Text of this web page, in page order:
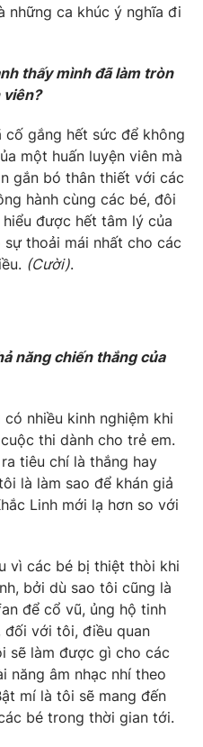
nếu không có sự chấp
VTV.vn khi phát hành lại
những ca khúc ý nghĩa đi
thấy mình đã làm tròn
viên?
cố gắng hết sức để không
một huấn luyện viên mà
gắn bó thân thiết với các
hành cùng các bé, đôi
được hết tâm lý của
thoải mái nhất cho các
(Cười).
năng chiến thắng của
nhiều kinh nghiệm khi
thi dành cho trẻ em.
tiêu chí là thắng hay
là làm sao để khán giả
Linh mới lạ hơn so với
vì các bé bị thiệt thòi khi
bởi dù sao tôi cũng là
để cổ vũ, ủng hộ tinh
đối với tôi, điều quan
sẽ làm được gì cho các
năng âm nhạc nhí theo
mí là tôi sẽ mang đến
bé trong thời gian tới.